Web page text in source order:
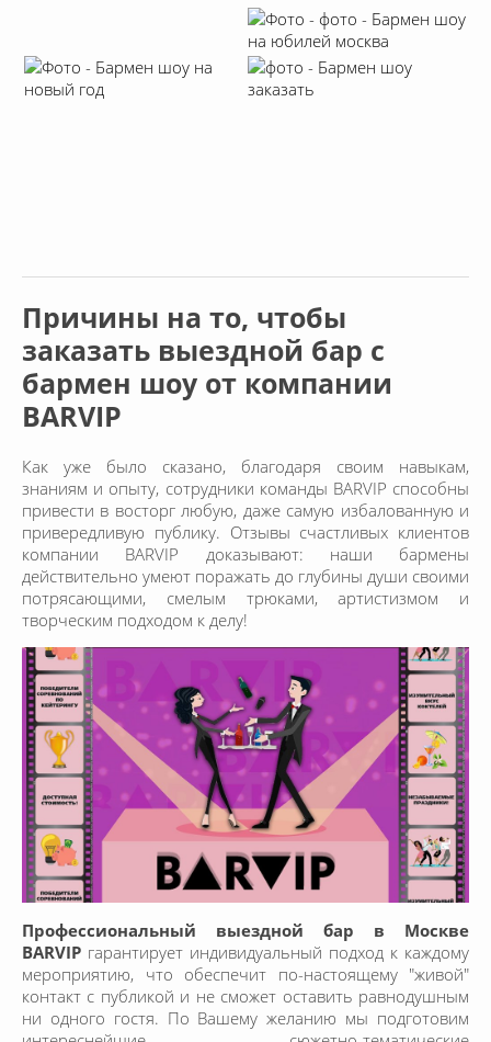
Причины на то, чтобы
заказать выездной бар с
бармен шоу от компании
BARVIP
Как уже было сказано, благодаря своим навыкам,
знаниям и опыту, сотрудники команды BARVIP способны
привести в восторг любую, даже самую избалованную и
привередливую публику. Отзывы счастливых клиентов
компании BARVIP доказывают: наши бармены
действительно умеют поражать до глубины души своими
потрясающими, смелым трюками, артистизмом и
творческим подходом к делу!
Профессиональный выездной бар в Москве
BARVIP гарантирует индивидуальный подход к каждому
мероприятию, что обеспечит по-настоящему "живой"
контакт с публикой и не сможет оставить равнодушным
ни одного гостя. По Вашему желанию мы подготовим